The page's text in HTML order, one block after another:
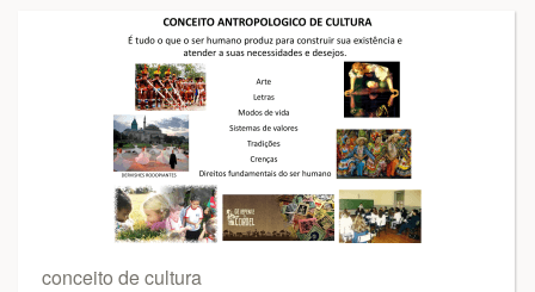
conceito de cultura